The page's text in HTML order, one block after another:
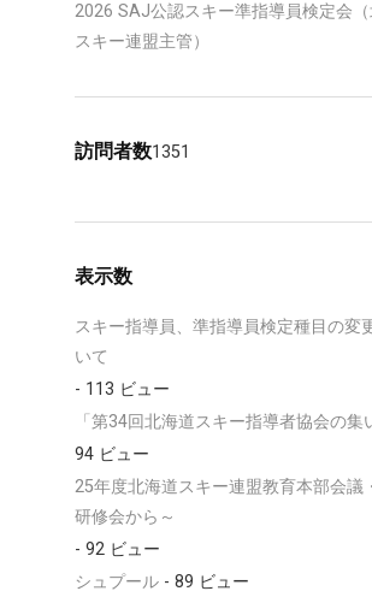
2026 SAJ公認スキー準指導員検定会
スキー連盟主管）
訪問者数1351
表示数
スキー指導員、準指導員検定種目の変
いて
- 113 ビュー
「第34回北海道スキー指導者協会の集
94 ビュー
25年度北海道スキー連盟教育本部会議
研修会から～
- 92 ビュー
シュプール - 89 ビュー